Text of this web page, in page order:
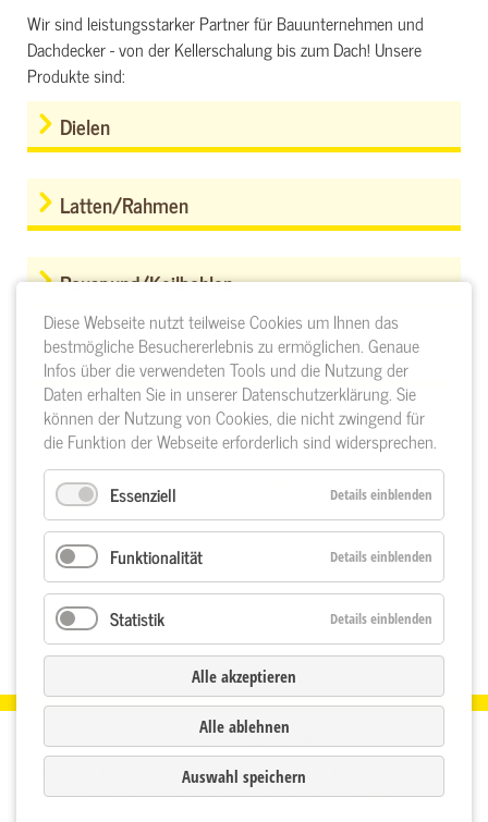
Wir sind leistungsstarker Partner für Bauunternehmen und
Dachdecker - von der Kellerschalung bis zum Dach! Unsere
Produkte sind:
Dielen
Latten/Rahmen
Rauspund/Keilbohlen
Brettware
< Holz für Verpackung und
Paletten
Holz für den Innenausbau >
© 2026 Bürk GmbH
Impressum
Datenschutzerklärung•Sitemap
Anfahrt
und Abholzeiten•Privatsphäre-Einstellungen
Diese Webseite nutzt teilweise Cookies um Ihnen das
bestmögliche Besuchererlebnis zu ermöglichen. Genaue
Infos über die verwendeten Tools und die Nutzung der
Daten erhalten Sie in unserer Datenschutzerklärung. Sie
können der Nutzung von Cookies, die nicht zwingend für
die Funktion der Webseite erforderlich sind widersprechen.
Essenziell
Details einblenden
Funktionalität Details einblenden
Statistik Details einblenden
Alle akzeptieren
Alle ablehnen
Auswahl speichern